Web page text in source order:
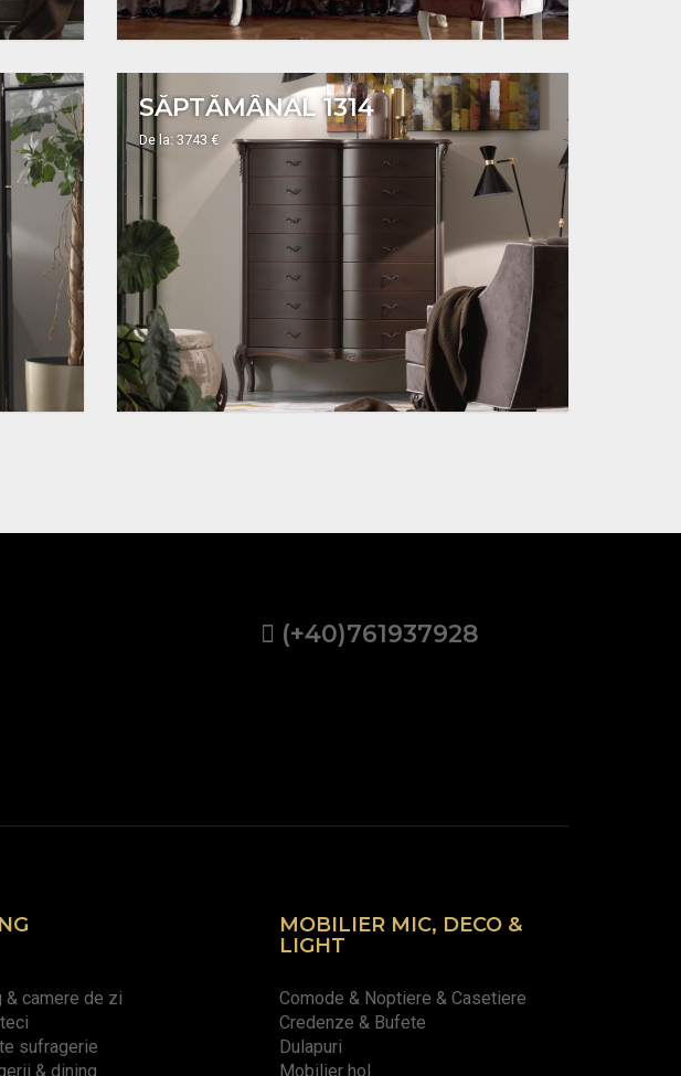
SĂPTĂMÂNAL 1314
De la: 3743 €
(+40)761937928
& camere de zi
sufragerie
& dining
MOBILIER MIC, DECO &
LIGHT
Comode & Noptiere & Casetiere
Credenze & Bufete
Dulapuri
Mobilier hol